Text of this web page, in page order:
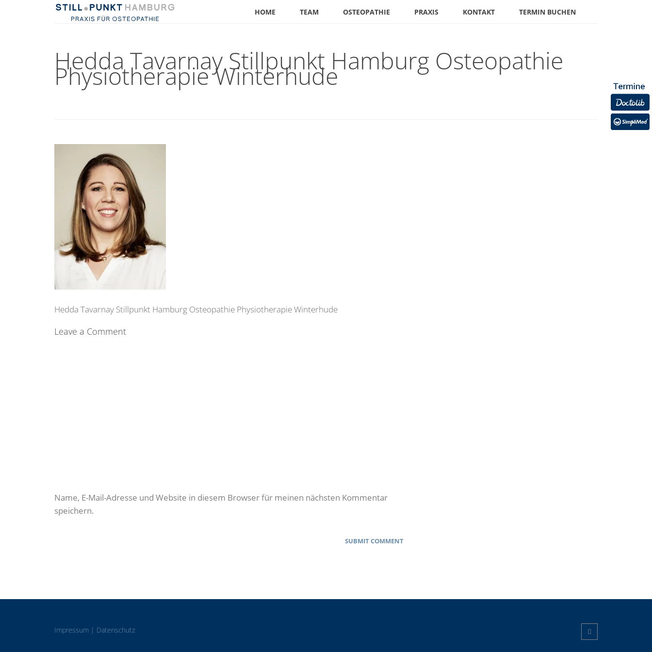
HOME TEAM OSTEOPATHIE PRAXIS KONTAKT TERMIN BUCHEN
Hedda Tavarnay Stillpunkt Hamburg Osteopathie
Physiotherapie Winterhude
Hedda Tavarnay Stillpunkt Hamburg Osteopathie Physiotherapie Winterhude
Leave a Comment
Name, E-Mail-Adresse und Website in diesem Browser für meinen nächsten Kommentar
speichern.
Impressum | Datenschutz